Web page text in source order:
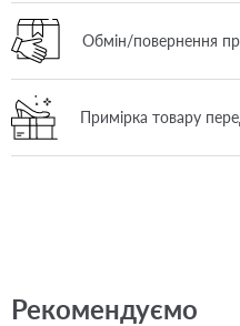
Обмін/повернення
Примірка товару
Рекомендуємо